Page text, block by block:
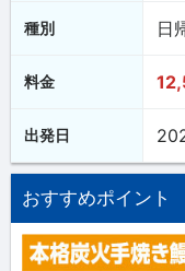
種別 日
料金
出発日
おすすめポイント